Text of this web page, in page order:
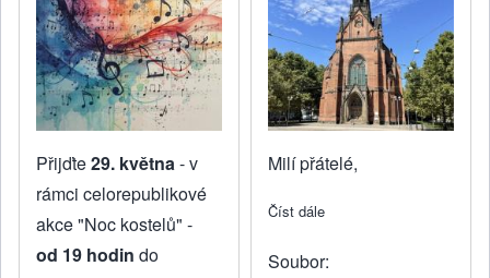
Přijďte29. května- v
rámci celorepublikové
akce "Noc kostelů" -
od 19 hodin do
Milí přátelé,
Číst dále
Soubor